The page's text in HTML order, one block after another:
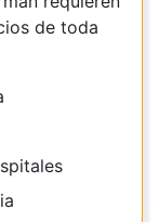
de toda